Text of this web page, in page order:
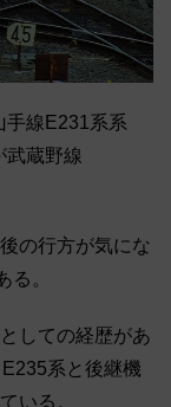
手線E231系系
武蔵野線
の行方が気にな
る。
しての経歴があ
系と後継機
いる。